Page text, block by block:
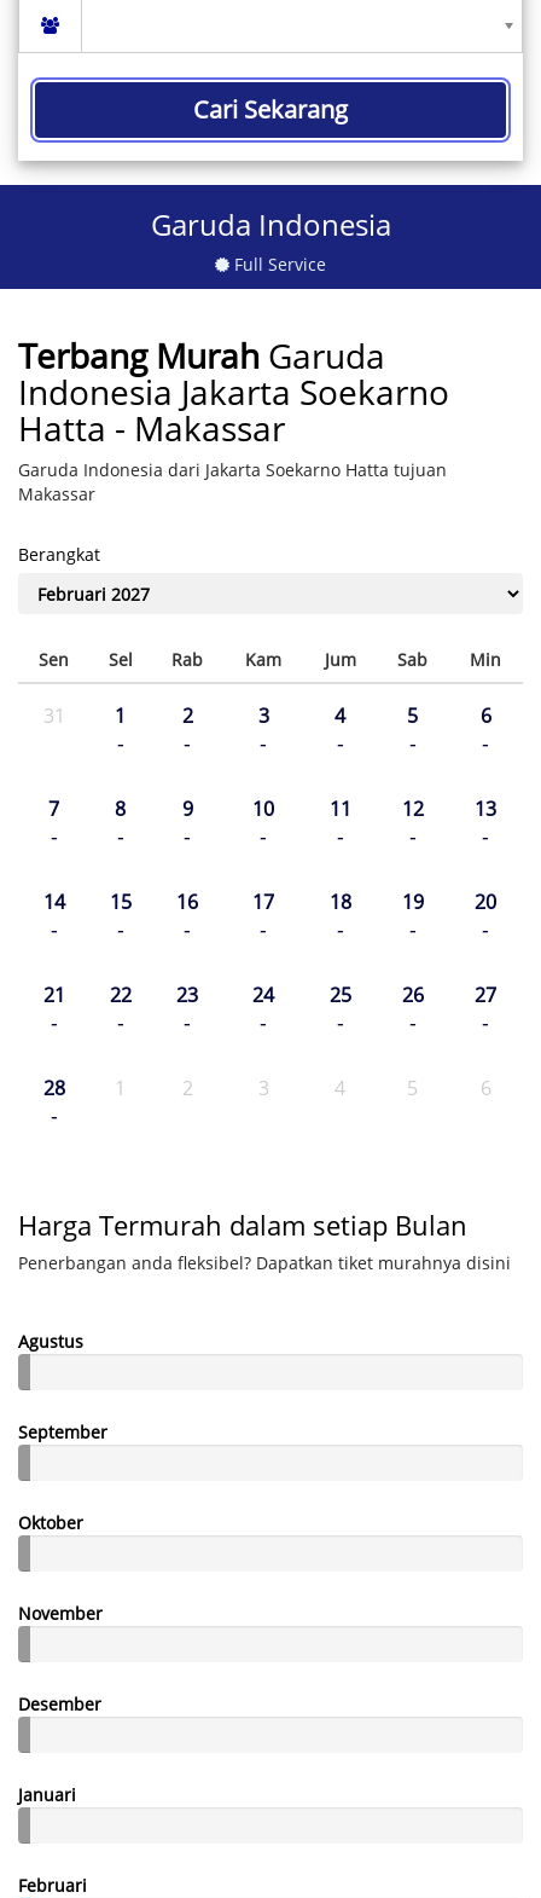
Cari Sekarang
Garuda Indonesia
Full Service
Terbang Murah Garuda
Indonesia Jakarta Soekarno
Hatta - Makassar
Garuda Indonesia dari Jakarta Soekarno Hatta tujuan
Makassar
Berangkat
Sen Sel Rab Kam Jum Sab Min
31 1
-
2
-
3
-
4
-
5
-
6
-
7
-
8
-
9
-
10
-
11
-
12
-
13
-
14
-
15
-
16
-
17
-
18
-
19
-
20
-
21
-
22
-
23
-
24
-
25
-
26
-
27
-
28
-
1 2 3 4 5 6
Harga Termurah dalam setiap Bulan
Penerbangan anda fleksibel? Dapatkan tiket murahnya disini
Agustus
September
Oktober
November
Desember
Januari
Februari